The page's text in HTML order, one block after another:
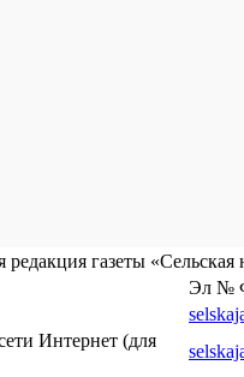
газеты «Сельская
Эл №
Интернет (для